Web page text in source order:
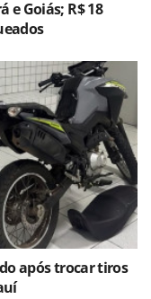
e Goiás; R$ 18
após trocar tiros